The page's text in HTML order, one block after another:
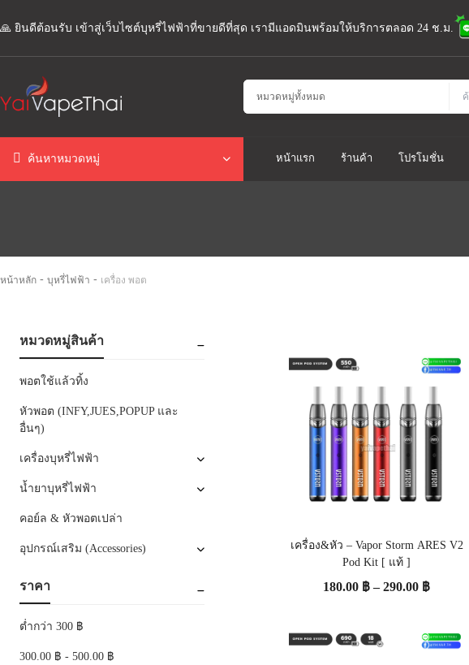
🙏 ยินดีต้อนรับ เข้าสู่เว็บไซต์บุหรี่ไฟฟ้าที่ขายดีที่สุด เรามีแอดมินพร้อมให้บริการตลอด 24 ช.ม.
ค้นหาหมวดหมู่ หน้าแรก ร้านค้า โปรโมชั่น
หน้าหลัก - บุหรี่ไฟฟ้า - เครื่อง พอต
หมวดหมู่สินค้า
พอตใช้แล้วทิ้ง
หัวพอต (INFY,JUES,POPUP และ
อื่นๆ)
เครื่องบุหรี่ไฟฟ้า
น้ำยาบุหรี่ไฟฟ้า
คอย์ล & หัวพอตเปล่า
อุปกรณ์เสริม (Accessories)
ราคา
ต่ำกว่า 300 ฿
300.00 ฿ - 500.00 ฿
เครื่อง&หัว – Vapor Storm ARES V2
Pod Kit [ แท้ ]
180.00 ฿–290.00 ฿